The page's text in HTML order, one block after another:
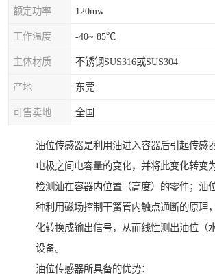
额定功率 120mw
工作温度 -40~ 85℃
主体材质 不锈钢SUS316或SUS304
产地 东莞
可售卖地 全国
油位传感器是利用油进入容器后引起传感
电极之间电容量的变化，并将此变化转变
检测油在容器内位置（高度）的零件；油
种利用磁场控制干簧管内触点通断的原理
化转换成输出信号，从而线性测出油位（
设备。
油位传感器所具备的优势：